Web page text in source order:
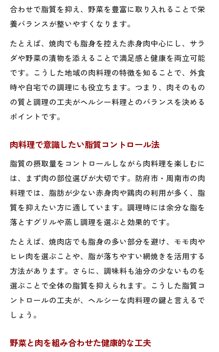
ヘルシー志向に人気の肉料理とは
地元の肉にこだわった健康レシピ特集
肉と旬野菜のヘルシーレシピを紹介
地元肉を使った家庭で楽しむ健康料理
肉の旨みを活かすヘルシー調理法
防府市・周南市の食材を活かすコツ
赤身肉や地鶏を味わうヘルシーな楽しみ方
赤身肉で味わうヘルシーな食事の工夫
地鶏の旨みを引き出す調理ポイント
肉と野菜を組み合わせた健康的な献立
脂質を抑えた赤身肉料理の魅力とは
防府市・周南市で話題の肉グルメ最新事情
肉料理の新トレンドとヘルシー志向
地元で注目されるヘルシーな肉グルメ
肉と健康を両立する最新グルメ事情
合わせで脂質を抑え、野菜を豊富に取り入れることで栄
養バランスが整いやすくなります。
たとえば、焼肉でも脂身を控えた赤身肉中心にし、サラ
ダや野菜の漬物を添えることで満足感と健康を両立可能
です。こうした地域の肉料理の特徴を知ることで、外食
時や自宅での調理にも役立ちます。つまり、肉そのもの
の質と調理の工夫がヘルシー料理とのバランスを決める
ポイントです。
肉料理で意識したい脂質コントロール法
脂質の摂取量をコントロールしながら肉料理を楽しむに
は、まず肉の部位選びが大切です。防府市・周南市の肉
料理では、脂肪が少ない赤身肉や鶏肉の利用が多く、脂
質を抑えたい方に適しています。調理時には余分な脂を
落とすグリルや蒸し調理を選ぶと効果的です。
たとえば、焼肉店でも脂身の多い部分を避け、モモ肉や
ヒレ肉を選ぶことや、脂が落ちやすい網焼きを活用する
方法があります。さらに、調味料も油分の少ないものを
選ぶことで全体の脂質を抑えられます。こうした脂質コ
ントロールの工夫が、ヘルシーな肉料理の鍵と言えるで
しょう。
野菜と肉を組み合わせた健康的な工夫